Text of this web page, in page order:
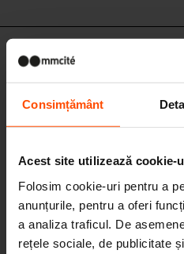
Consimțământ
Acest site utilizează cookie-
Folosim cookie-uri pentru a
anunțurile, pentru a oferi
a analiza traficul. De
rețele sociale, de publicitate
LVS13 / LVZ60 / LVZ61 / LVZ62